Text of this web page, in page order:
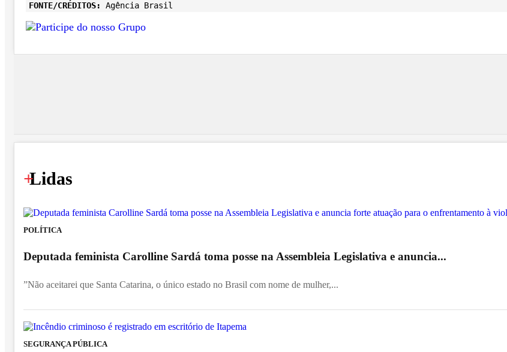
FONTE/CRÉDITOS: Agência Brasil
+
Lidas
POLÍTICA
Deputada feminista Carolline Sardá toma posse na Assembleia Legislativa e anuncia...
”Não aceitarei que Santa Catarina, o único estado no Brasil com nome de mulher,...
SEGURANÇA PÚBLICA